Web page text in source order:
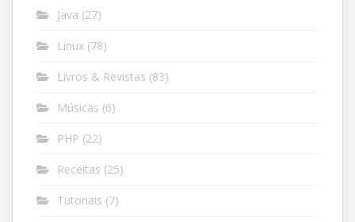
Java (27)
Linux (78)
Livros & Revistas (83)
Músicas (6)
PHP (22)
Receitas (25)
Tutoriais (7)